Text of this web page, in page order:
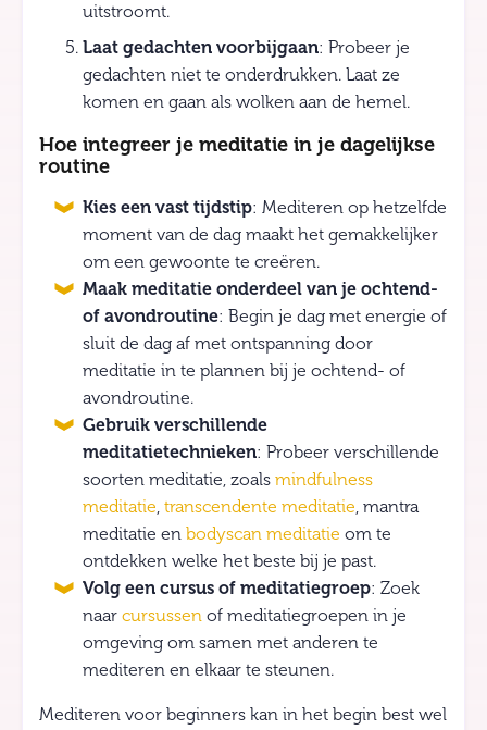
uitstroomt.
Laat gedachten voorbijgaan: Probeer je
gedachten niet te onderdrukken. Laat ze
komen en gaan als wolken aan de hemel.
Hoe integreer je meditatie in je dagelijkse
routine
Kies een vast tijdstip: Mediteren op hetzelfde
moment van de dag maakt het gemakkelijker
om een gewoonte te creëren.
Maak meditatie onderdeel van je ochtend-
of avondroutine: Begin je dag met energie of
sluit de dag af met ontspanning door
meditatie in te plannen bij je ochtend- of
avondroutine.
Gebruik verschillende
meditatietechnieken: Probeer verschillende
soorten meditatie, zoals mindfulness
meditatie, transcendente meditatie, mantra
meditatie en bodyscan meditatie om te
ontdekken welke het beste bij je past.
Volg een cursus of meditatiegroep: Zoek
naar cursussen of meditatiegroepen in je
omgeving om samen met anderen te
mediteren en elkaar te steunen.
Mediteren voor beginners kan in het begin best wel